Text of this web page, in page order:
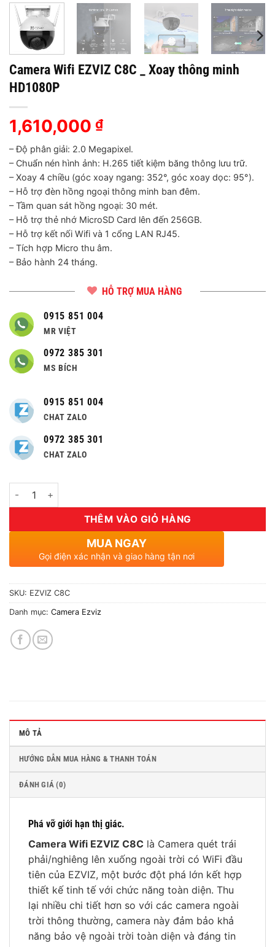
Camera Wifi EZVIZ C8C _ Xoay thông minh
HD1080P
1,610,000 ₫
– Độ phân giải: 2.0 Megapixel.
– Chuẩn nén hình ảnh: H.265 tiết kiệm băng thông lưu trữ.
– Xoay 4 chiều (góc xoay ngang: 352°, góc xoay dọc: 95°).
– Hỗ trợ đèn hồng ngoại thông minh ban đêm.
– Tầm quan sát hồng ngoại: 30 mét.
– Hỗ trợ thẻ nhớ MicroSD Card lên đến 256GB.
– Hỗ trợ kết nối Wifi và 1 cổng LAN RJ45.
– Tích hợp Micro thu âm.
– Bảo hành 24 tháng.
HỖ TRỢ MUA HÀNG
0915 851 004
MR VIỆT
0972 385 301
MS BÍCH
0915 851 004
CHAT ZALO
0972 385 301
CHAT ZALO
Số lượng
THÊM VÀO GIỎ HÀNG
MUA NGAY
Gọi điện xác nhận và giao hàng tận nơi
SKU: EZVIZ C8C
Danh mục: Camera Ezviz
MÔ TẢ
HƯỚNG DẪN MUA HÀNG & THANH TOÁN
ĐÁNH GIÁ (0)
Phá vỡ giới hạn thị giác.
Camera Wifi EZVIZ C8C là Camera quét trái
phải/nghiêng lên xuống ngoài trời có WiFi đầu
tiên của EZVIZ, một bước đột phá lớn kết hợp
thiết kế tinh tế với chức năng toàn diện. Thu
lại nhiều chi tiết hơn so với các camera ngoài
trời thông thường, camera này đảm bảo khả
năng bảo vệ ngoài trời toàn diện và đáng tin